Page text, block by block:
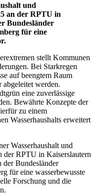
und
an der RPTU in
Bundesländer
für eine
stellt Kommunen
Bei Starkregen
auf beengtem Raum
abgeleitet werden.
eine zuverlässige
Bewährte Konzepte der
zu einem
Wasserhaushalts erweitert
Wasserhaushalt und
der RPTU in Kaiserslautern
der Bundesländer
für eine wasserbewusste
Forschung und die